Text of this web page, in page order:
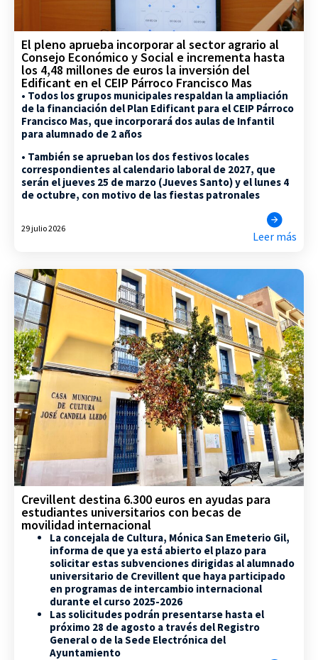
El pleno aprueba incorporar al sector agrario al
Consejo Económico y Social e incrementa hasta
los 4,48 millones de euros la inversión del
Edificant en el CEIP Párroco Francisco Mas
• Todos los grupos municipales respaldan la ampliación
de la financiación del Plan Edificant para el CEIP Párroco
Francisco Mas, que incorporará dos aulas de Infantil
para alumnado de 2 años
• También se aprueban los dos festivos locales
correspondientes al calendario laboral de 2027, que
serán el jueves 25 de marzo (Jueves Santo) y el lunes 4
de octubre, con motivo de las fiestas patronales
29 julio 2026
Leer más
Crevillent destina 6.300 euros en ayudas para
estudiantes universitarios con becas de
movilidad internacional
La concejala de Cultura, Mónica San Emeterio Gil,
informa de que ya está abierto el plazo para
solicitar estas subvenciones dirigidas al alumnado
universitario de Crevillent que haya participado
en programas de intercambio internacional
durante el curso 2025-2026
Las solicitudes podrán presentarse hasta el
próximo 28 de agosto a través del Registro
General o de la Sede Electrónica del
Ayuntamiento